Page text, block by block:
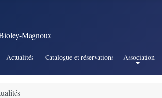
Magnoux
Actualités Catalogue et réservations Association